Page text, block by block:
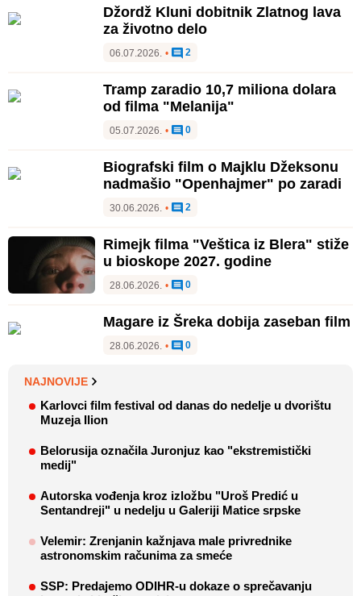
Džordž Kluni dobitnik Zlatnog lava
za životno delo
06.07.2026. • 2
Tramp zaradio 10,7 miliona dolara
od filma "Melanija"
05.07.2026. • 0
Biografski film o Majklu Džeksonu
nadmašio "Openhajmer" po zaradi
30.06.2026. • 2
Rimejk filma "Veštica iz Blera" stiže
u bioskope 2027. godine
28.06.2026. • 0
Magare iz Šreka dobija zaseban film
28.06.2026. • 0
NAJNOVIJE
Karlovci film festival od danas do nedelje u dvorištu
Muzeja Ilion
Belorusija označila Juronjuz kao "ekstremistički
medij"
Autorska vođenja kroz izložbu "Uroš Predić u
Sentandreji" u nedelju u Galeriji Matice srpske
Velemir: Zrenjanin kažnjava male privrednike
astronomskim računima za smeće
SSP: Predajemo ODIHR-u dokaze o sprečavanju